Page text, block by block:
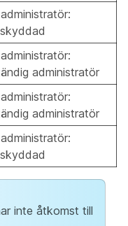
administratör
administratör
inte åtkomst till